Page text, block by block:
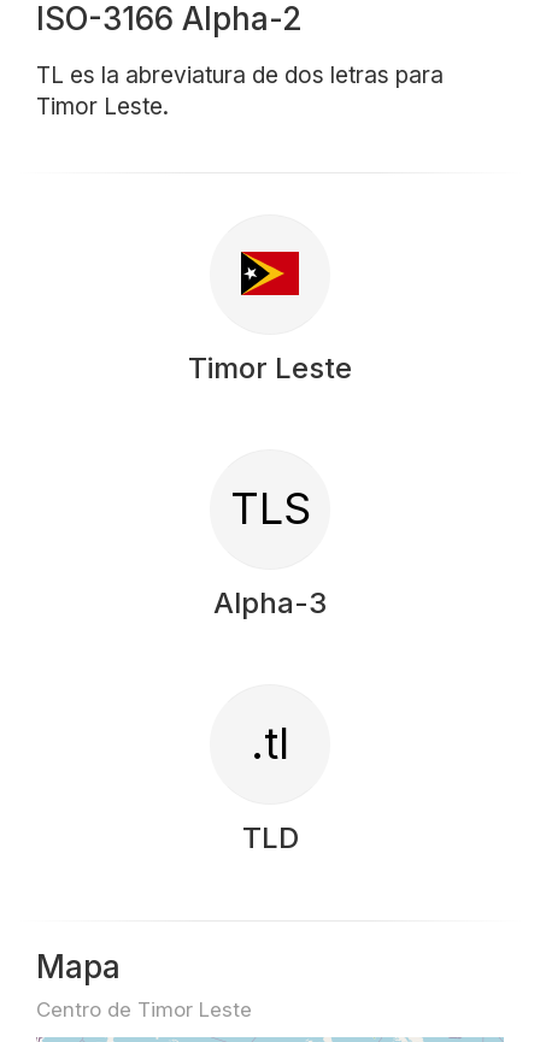
ISO-3166 Alpha-2
TL es la abreviatura de dos letras para
Timor Leste.
Timor Leste
TLS
Alpha-3
.tl
TLD
Mapa
Centro de Timor Leste